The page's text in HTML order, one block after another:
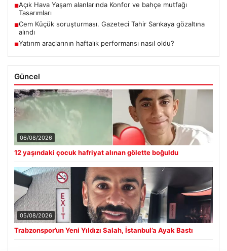
■Açık Hava Yaşam alanlarında Konfor ve bahçe mutfağı
Tasarımları
■Cem Küçük soruşturması. Gazeteci Tahir Sarıkaya gözaltına
alındı
■Yatırım araçlarının haftalık performansı nasıl oldu?
Güncel
06/08/2026
12 yaşındaki çocuk hafriyat alınan gölette boğuldu
05/08/2026
Trabzonspor’un Yeni Yıldızı Salah, İstanbul’a Ayak Bastı